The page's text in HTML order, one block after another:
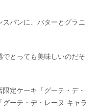
パンに、バターとグラニ
とっても美味しいのだそ
定ケーキ「グーテ・デ・
ーテ・デ・レーヌ キャラ